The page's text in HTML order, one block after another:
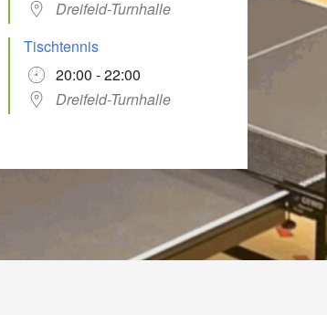
Dreifeld-Turnhalle
Tischtennis
20:00 - 22:00
Dreifeld-Turnhalle